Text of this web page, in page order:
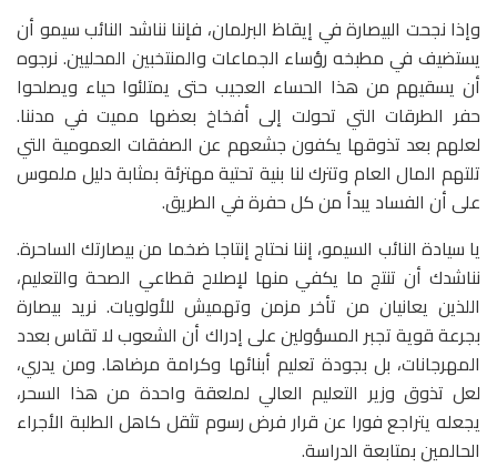
وإذا نجحت البيصارة في إيقاظ البرلمان، فإننا نناشد النائب سيمو أن
يستضيف في مطبخه رؤساء الجماعات والمنتخبين المحليين. نرجوه
أن يسقيهم من هذا الحساء العجيب حتى يمتلئوا حياء ويصلحوا
حفر الطرقات التي تحولت إلى أفخاخ بعضها مميت في مدننا.
لعلهم بعد تذوقها يكفون جشعهم عن الصفقات العمومية التي
تلتهم المال العام وتترك لنا بنية تحتية مهترئة بمثابة دليل ملموس
على أن الفساد يبدأ من كل حفرة في الطريق.
يا سيادة النائب السيمو، إننا نحتاج إنتاجا ضخما من بيصارتك الساحرة.
نناشدك أن تنتج ما يكفي منها لإصلاح قطاعي الصحة والتعليم،
اللذين يعانيان من تأخر مزمن وتهميش للأولويات. نريد بيصارة
بجرعة قوية تجبر المسؤولين على إدراك أن الشعوب لا تقاس بعدد
المهرجانات، بل بجودة تعليم أبنائها وكرامة مرضاها. ومن يدري،
لعل تذوق وزير التعليم العالي لملعقة واحدة من هذا السحر،
يجعله يتراجع فورا عن قرار فرض رسوم تثقل كاهل الطلبة الأجراء
الحالمين بمتابعة الدراسة.